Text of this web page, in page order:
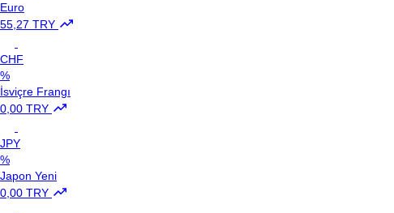
Euro
55,27 TRY
CHF
%
İsviçre Frangı
0,00 TRY
JPY
%
Japon Yeni
0,00 TRY